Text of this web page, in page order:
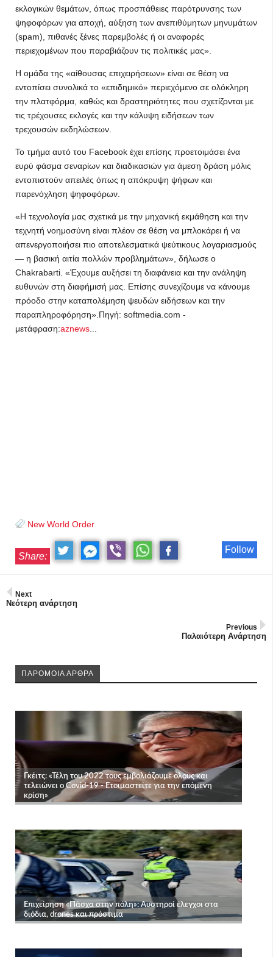
εκλογικών θεμάτων, όπως προσπάθειες παρότρυνσης των
ψηφοφόρων για αποχή, αύξηση των ανεπιθύμητων μηνυμάτων
(spam), πιθανές ξένες παρεμβολές ή οι αναφορές
περιεχομένων που παραβιάζουν τις πολιτικές μας».
Η ομάδα της «αίθουσας επιχειρήσεων» είναι σε θέση να
εντοπίσει συνολικά το «επιδημικό» περιεχόμενο σε ολόκληρη
την πλατφόρμα, καθώς και δραστηριότητες που σχετίζονται με
τις τρέχουσες εκλογές και την κάλυψη ειδήσεων των
τρεχουσών εκδηλώσεων.
Το τμήμα αυτό του Facebook έχει επίσης προετοιμάσει ένα
ευρύ φάσμα σεναρίων και διαδικασιών για άμεση δράση μόλις
εντοπιστούν απειλές όπως η απόκρυψη ψήφων και
παρενόχληση ψηφοφόρων.
«Η τεχνολογία μας σχετικά με την μηχανική εκμάθηση και την
τεχνητή νοημοσύνη είναι πλέον σε θέση να μπλοκάρει ή να
απενεργοποιήσει πιο αποτελεσματικά ψεύτικους λογαριασμούς
— η βασική αιτία πολλών προβλημάτων», δήλωσε ο
Chakrabarti. «Έχουμε αυξήσει τη διαφάνεια και την ανάληψη
ευθυνών στη διαφήμισή μας. Επίσης συνεχίζουμε να κάνουμε
πρόοδο στην καταπολέμηση ψευδών ειδήσεων και την
παραπληροφόρηση».Πηγή: softmedia.com -
μετάφραση:aznews
New World Order
Follow
Share:
Next
Νεότερη ανάρτηση
Previous
Παλαιότερη Ανάρτηση
ΠΑΡΟΜΟΙΑ ΑΡΘΡΑ